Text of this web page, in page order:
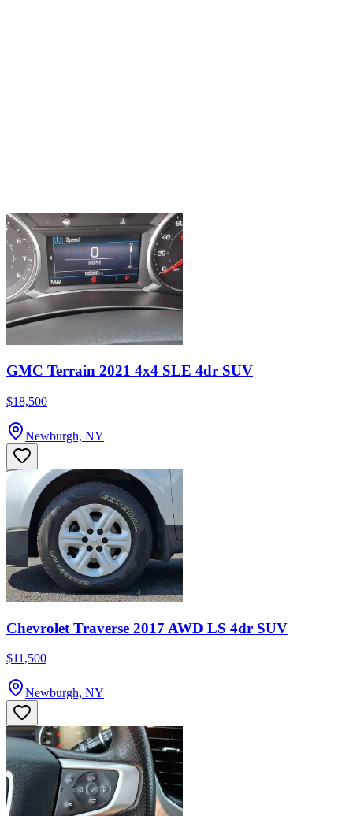
GMC Terrain 2021 4x4 SLE 4dr SUV
$18,500
Newburgh, NY
Chevrolet Traverse 2017 AWD LS 4dr SUV
$11,500
Newburgh, NY